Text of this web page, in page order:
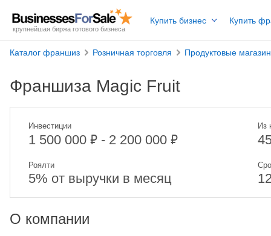
крупнейшая биржа готового бизнеса
Купить бизнес Купить
Каталог франшиз Розничная торговля Продуктовые
Франшиза Magic Fruit
Инвестиции
1 500 000 ₽ - 2 200 000 ₽
Из
Роялти
5% от выручки в месяц
О компании